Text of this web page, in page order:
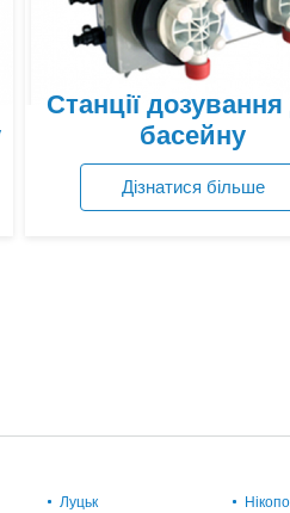
Станції
басейну
Дізнатися більше
Луцьк